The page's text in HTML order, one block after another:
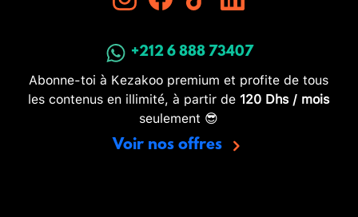
+212 6 888 73407
Abonne-toi à Kezakoo premium et profite de tous
les contenus en illimité, à partir de 120 Dhs / mois
seulement 😎
Voir nos offres